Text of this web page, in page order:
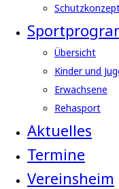
Übersicht
Kinder und
Erwachsene
Rehasport
Aktuelles
Termine
Vereinsheim